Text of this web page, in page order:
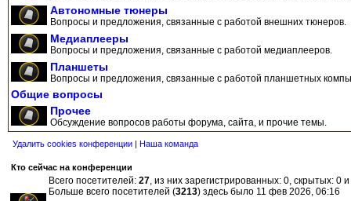
Автономные тюнеры
Вопросы и предложения, связанные с работой внешних тюнеров.
Медиаплееры
Вопросы и предложения, связанные с работой медиаплееров.
Планшеты
Вопросы и предложения, связанные с работой планшетных
Общие вопросы
Прочее
Обсуждение вопросов работы форума, сайта, и прочие темы.
Удалить cookies конференции | Наша команда
Кто сейчас на конференции
Всего посетителей: 27, из них зарегистрированных: 0, скрытых: 0
Больше всего посетителей (3213) здесь было 11 фев 2026, 06:16